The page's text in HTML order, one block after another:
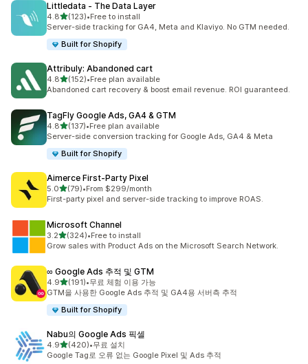
Littledata ‑ The Data Layer
4.8별 5개 중
(123)
총 리뷰 123개
•Free to install
Server-side tracking for GA4, Meta and Klaviyo. No GTM needed.
Built for Shopify
Attribuly: Abandoned cart
4.8별 5개 중
(152)
총 리뷰 152개
•Free plan available
Abandoned cart recovery & boost email revenue. ROI guaranteed.
TagFly Google Ads, GA4 & GTM
4.8별 5개 중
(137)
총 리뷰 137개
•Free plan available
Server-side conversion tracking for Google Ads, GA4 & Meta
Built for Shopify
Aimerce First‑Party Pixel
5.0별 5개 중
(79)
총 리뷰 79개
•From $299/month
First-party pixel and server-side tracking to improve ROAS.
Microsoft Channel
3.2별 5개 중
(324)
총 리뷰 324개
•Free to install
Grow sales with Product Ads on the Microsoft Search Network.
∞ Google Ads 추적 및 GTM
4.9별 5개 중
(191)
총 리뷰 191개
•무료 체험 이용 가능
GTM을 사용한 Google Ads 추적 및 GA4용 서버측 추적
Built for Shopify
Nabu의 Google Ads 픽셀
4.9별 5개 중
(420)
총 리뷰 420개
•무료 설치
Google Tag로 오류 없는 Google Pixel 및 Ads 추적